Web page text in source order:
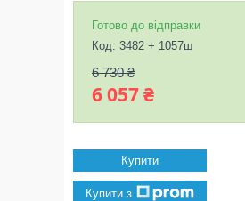
Готово до відправки
Код: 3482 + 1057ш
6 730 ₴
6 057 ₴
Купити
Купити з